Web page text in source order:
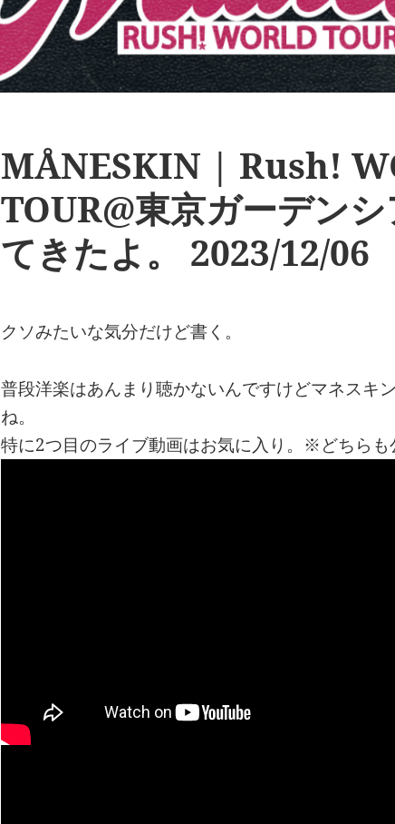
MÅNESKIN | Rush!
TOUR@東京ガーデン
てきたよ。 2023/12/06
クソみたいな気分だけど書く。
普段洋楽はあんまり聴かないんですけどマネスキ
ね。
特に2つ目のライブ動画はお気に入り。※どちらも